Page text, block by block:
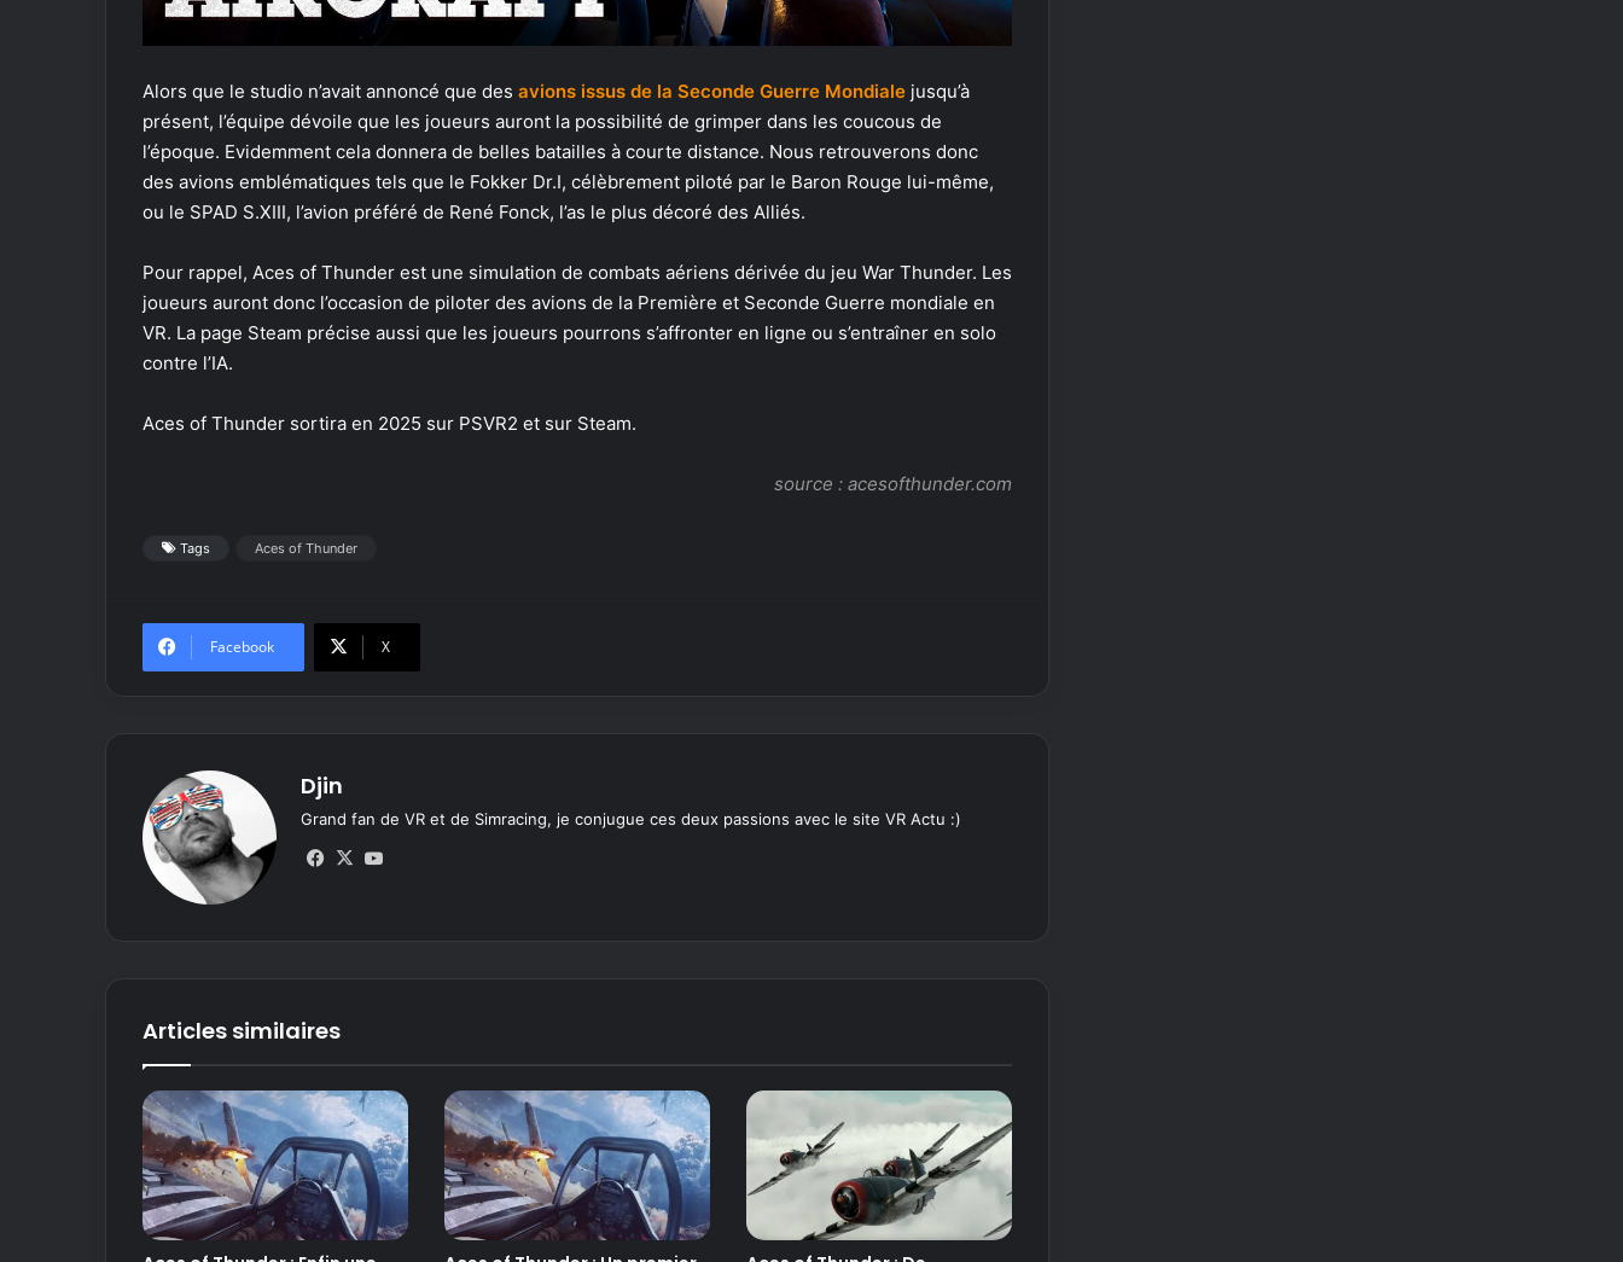
Alors que le studio n’avait annoncé que des avions issus de la Seconde Guerre Mondiale jusqu’à
présent, l’équipe dévoile que les joueurs auront la possibilité de grimper dans les coucous de
l’époque. Evidemment cela donnera de belles batailles à courte distance. Nous retrouverons donc
des avions emblématiques tels que le Fokker Dr.I, célèbrement piloté par le Baron Rouge lui-même,
ou le SPAD S.XIII, l’avion préféré de René Fonck, l’as le plus décoré des Alliés.
Pour rappel, Aces of Thunder est une simulation de combats aériens dérivée du jeu War Thunder. Les
joueurs auront donc l’occasion de piloter des avions de la Première et Seconde Guerre mondiale en
VR. La page Steam précise aussi que les joueurs pourrons s’affronter en ligne ou s’entraîner en solo
contre l’IA.
Aces of Thunder sortira en 2025 sur PSVR2 et sur Steam.
source : acesofthunder.com
Tags Aces of Thunder
Facebook X
Djin
Grand fan de VR et de Simracing, je conjugue ces deux passions avec le site VR Actu :)
Fa
X
Articles similaires